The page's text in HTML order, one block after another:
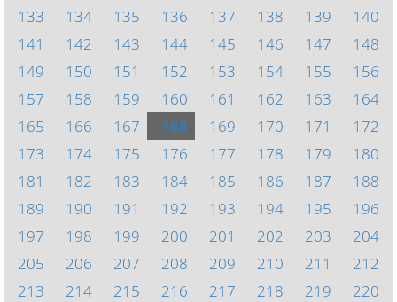
133
134 135 136 137 138 139
140
141
142 143 144 145 146 147
148
149
150 151 152 153 154 155
156
157
158 159 160 161 162 163
164
165
166 167 168 169 170 171
172
173
174 175 176 177 178 179
180
181
182 183 184 185 186 187
188
189
190 191 192 193 194 195
196
197
198 199 200 201 202 203
204
205
206 207 208 209 210 211
212
213
214 215 216 217 218 219
220